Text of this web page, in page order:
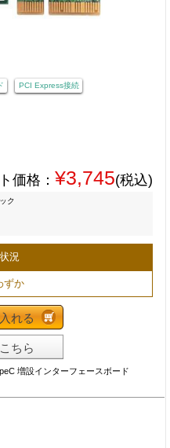
PCI Express接続
価格： ¥3,745(税込)
ク
況
ずか
れる
ちら
増設インターフェースボード